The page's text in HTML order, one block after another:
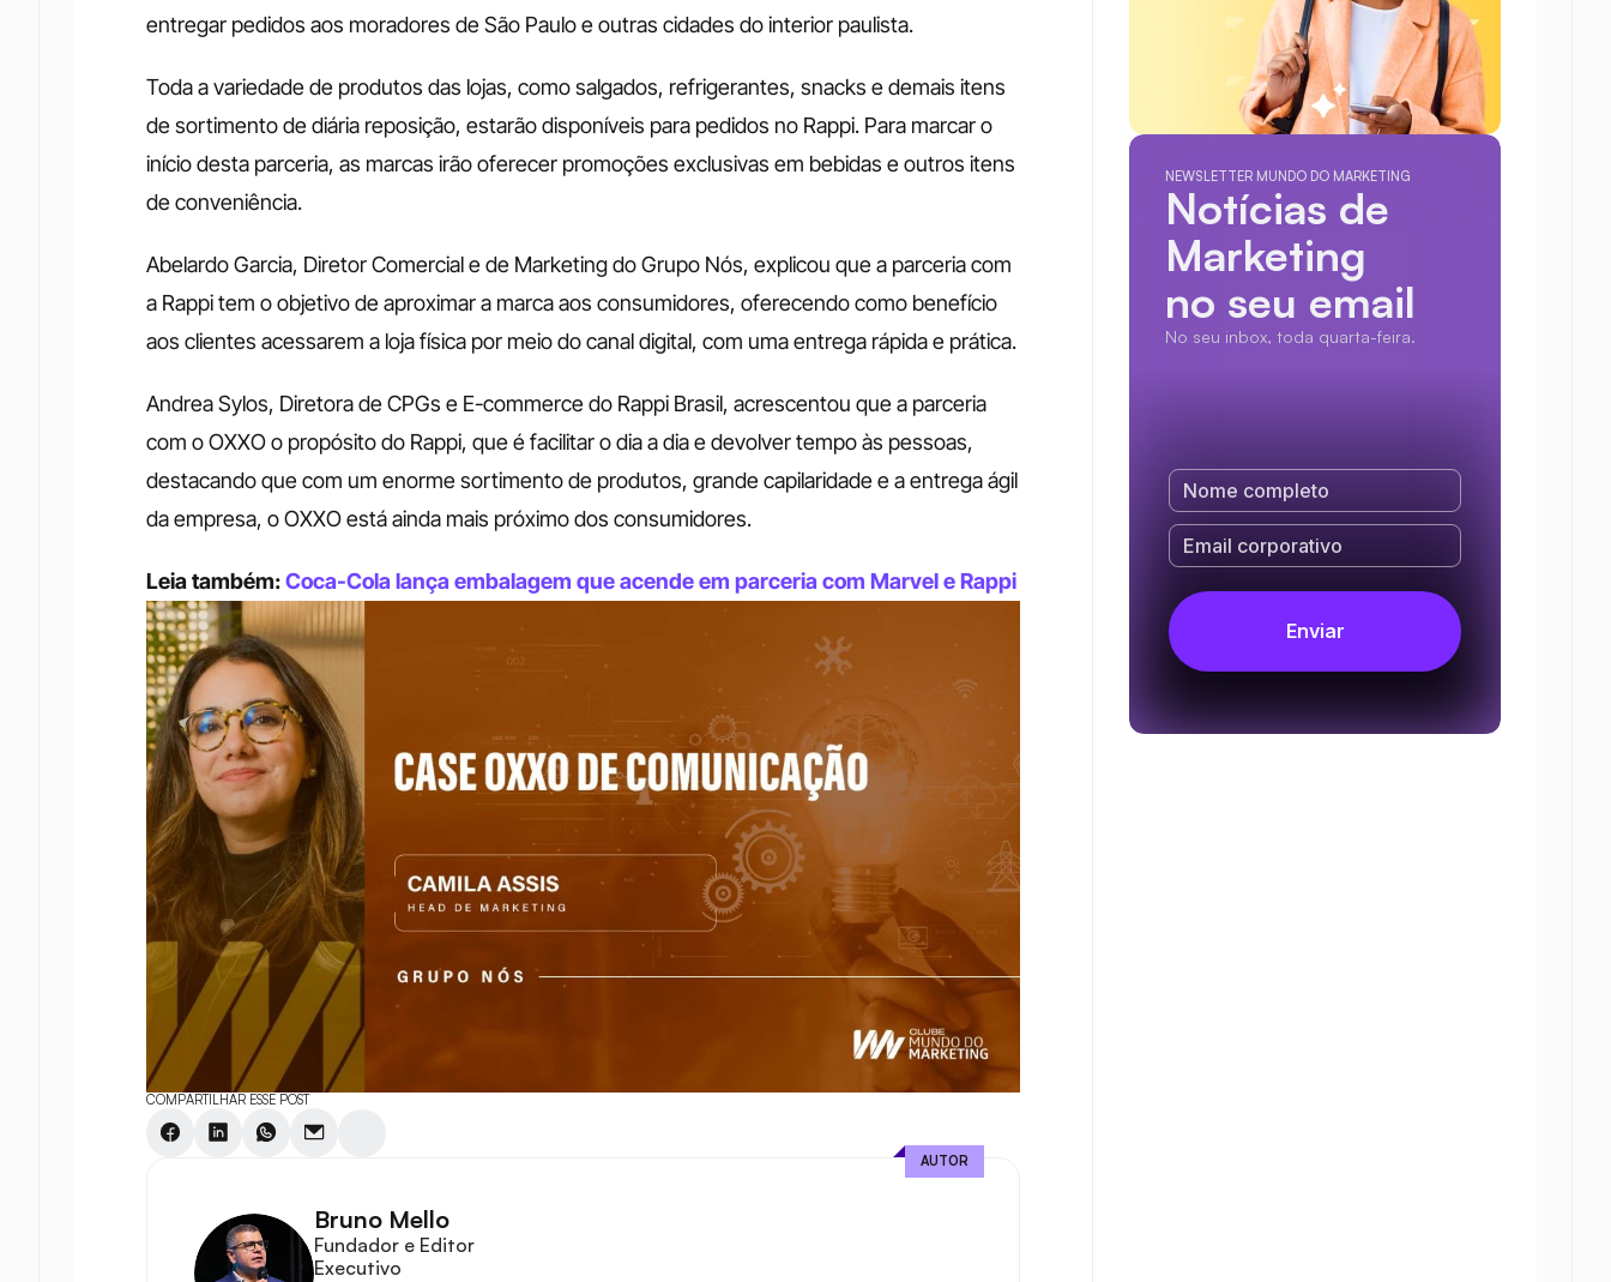
entregar pedidos aos moradores de São Paulo e outras cidades do interior paulista.
Toda a variedade de produtos das lojas, como salgados, refrigerantes, snacks e demais itens
de sortimento de diária reposição, estarão disponíveis para pedidos no Rappi. Para marcar o
início desta parceria, as marcas irão oferecer promoções exclusivas em bebidas e outros itens
de conveniência.
Abelardo Garcia, Diretor Comercial e de Marketing do Grupo Nós, explicou que a parceria com
a Rappi tem o objetivo de aproximar a marca aos consumidores, oferecendo como benefício
aos clientes acessarem a loja física por meio do canal digital, com uma entrega rápida e prática.
Andrea Sylos, Diretora de CPGs e E-commerce do Rappi Brasil, acrescentou que a parceria
com o OXXO o propósito do Rappi, que é facilitar o dia a dia e devolver tempo às pessoas,
destacando que com um enorme sortimento de produtos, grande capilaridade e a entrega ágil
da empresa, o OXXO está ainda mais próximo dos consumidores.
Leia também: Coca-Cola lança embalagem que acende em parceria com Marvel e Rappi
COMPARTILHAR ESSE POST
Bruno Mello
Fundador e Editor
Executivo
AUTOR
NEWSLETTER MUNDO DO MARKETING
Notícias de
Marketing
no seu email
No seu inbox, toda quarta-feira.